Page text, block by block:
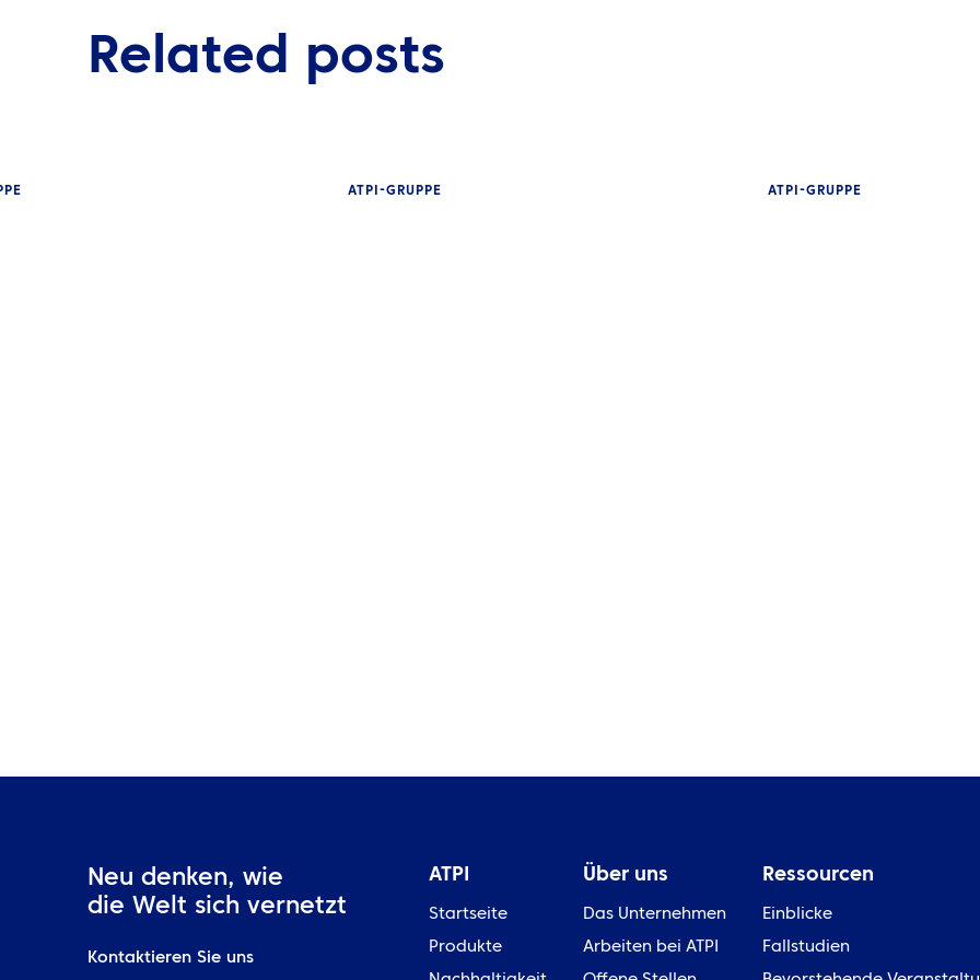
Related posts
ATPI-GRUPPE ATPI-GRUPPE
Neu denken, wie
die Welt sich vernetzt
Kontaktieren Sie uns
ATPI
Startseite
Produkte
Über uns
Das Unternehmen
Arbeiten bei ATPI
Ressourcen
Einblicke
Fallstudien